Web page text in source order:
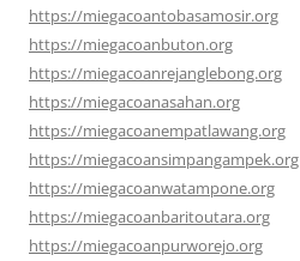
https://miegacoantobasamosir.org
https://miegacoanbuton.org
https://miegacoanrejanglebong.org
https://miegacoanasahan.org
https://miegacoanempatlawang.org
https://miegacoansimpangampek.org
https://miegacoanwatampone.org
https://miegacoanbaritoutara.org
https://miegacoanpurworejo.org